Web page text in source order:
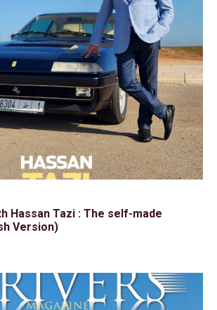
Hassan Tazi : The self-made
Version)